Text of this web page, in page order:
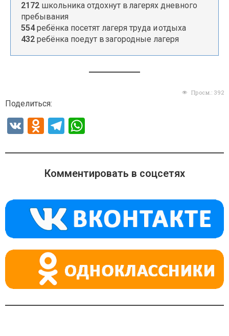
2172 школьника отдохнут в лагерях дневного
пребывания
554ребёнка посетят лагеря труда и отдыха
432 ребёнка поедут в загородные лагеря
Просм.: 392
Поделиться:
V
O
n
o
a
ss
ni
ki
T
e
gr
m
at
s
p
p
Комментировать в соцсетях